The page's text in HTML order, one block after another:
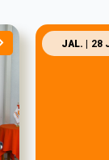
JAL. | 28